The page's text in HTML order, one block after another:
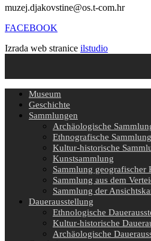
muzej.djakovstine@os.t-com.hr
FACEBOOK
Izrada web stranice ilstudio
Museum
Geschichte
Sammlungen
Archäologische
Ethnografische Sammlung
Kultur-historische
Kunstsammlung
Sammlung geografischer
Sammlung aus dem
Sammlung der
Dauerausstellung
Ethnologische
Kultur-historische
Archäologische